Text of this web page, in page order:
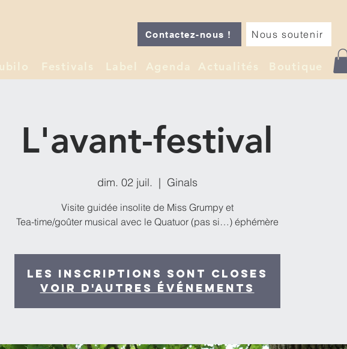
Contactez-nous ! Nous soutenir
Festivals Label Agenda Actualités Boutique
L'avant-festival
dim. 02 juil.
  |
Ginals
Visite guidée insolite de Miss Grumpy et
Tea-time/goûter musical avec le Quatuor (pas si…) éphémère
Les inscriptions sont closes
Voir d'autres événements